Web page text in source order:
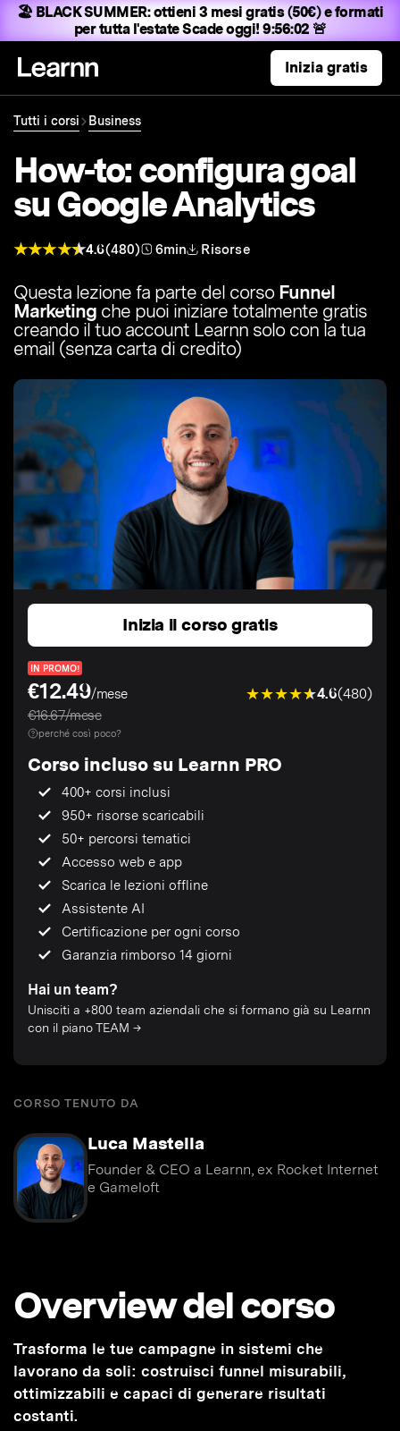
🏖️ BLACK SUMMER:ottieni 3 mesi gratis (50€) e formati
per tutta l'estateScade oggi! 9:56:01 🚨
Inizia gratis
Tutti i corsi Business
How-to: configura goal
su Google Analytics
4.6(480) 6min Risorse
Questa lezione fa parte del corso Funnel
Marketing che puoi iniziare totalmente gratis
creando il tuo account Learnn solo con la tua
email (senza carta di credito)
Inizia il corso gratis
IN PROMO!
€12.49/mese
€16.67/mese
4.6(480)
perché così poco?
Corso incluso su Learnn PRO
400+ corsi inclusi
950+ risorse scaricabili
50+ percorsi tematici
Accesso web e app
Scarica le lezioni offline
Assistente AI
Certificazione per ogni corso
Garanzia rimborso 14 giorni
Hai un team?
Unisciti a +800 team aziendali che si formano già su Learnn
con il piano TEAM →
CORSO TENUTO DA
Luca Mastella
Founder & CEO a Learnn, ex Rocket Internet
e Gameloft
Overview del corso
Trasforma le tue campagne in sistemi che
lavorano da soli: costruisci funnel misurabili,
ottimizzabili e capaci di generare risultati
costanti.